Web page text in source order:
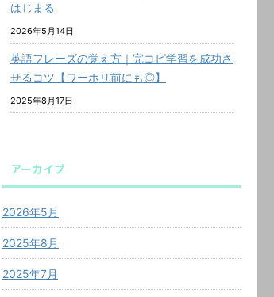
はじまる
2026年5月14日
英語フレーズの覚え方｜完コピ学習を成功さ
せるコツ【ワーホリ前にも◎】
2025年8月17日
アーカイブ
2026年5月
2025年8月
2025年7月